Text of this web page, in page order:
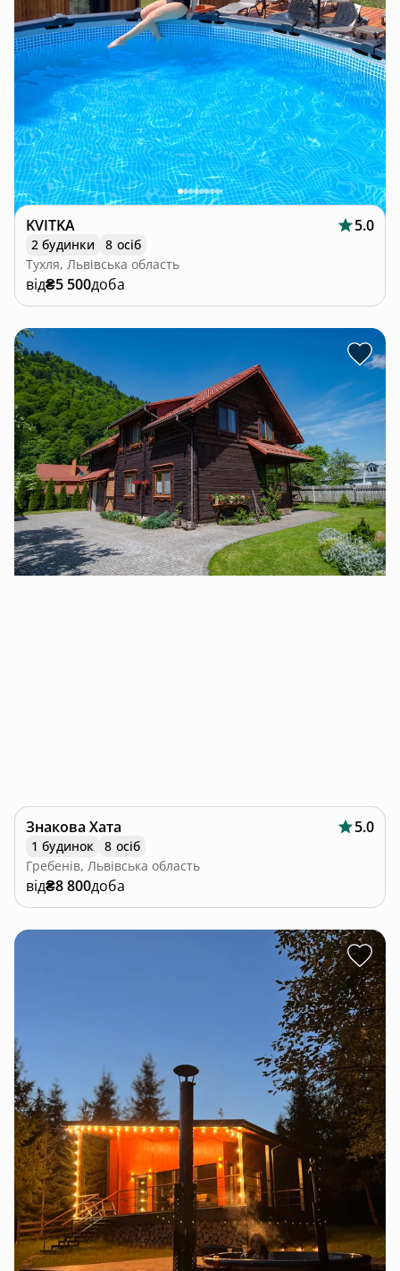
KVITKA 5.0
2 будинки
8 осіб
Тухля, Львівська область
від₴5 500доба
Знакова Хата 5.0
1 будинок
8 осіб
Гребенів, Львівська область
від₴8 800доба